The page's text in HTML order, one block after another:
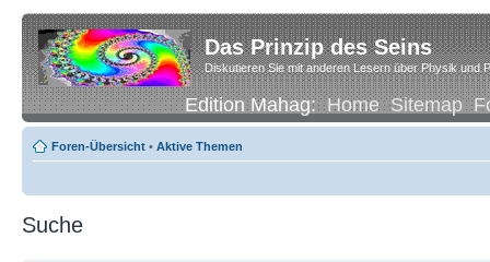
Das Prinzip des Seins
Diskutieren Sie mit anderen Lesern über Physik und
Edition Mahag:Home Sitemap
Foren-Übersicht • Aktive Themen
Suche